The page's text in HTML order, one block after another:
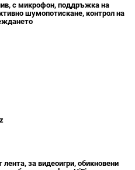
с микрофон, поддръжка на
шумопотискане, контрол на
лента, за видеоигри, обикновени